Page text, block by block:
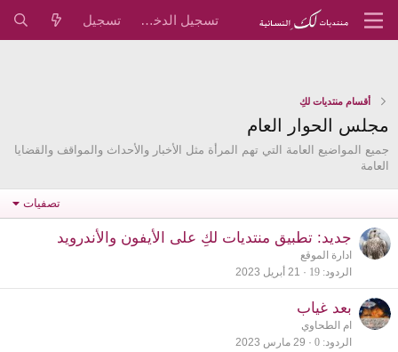
تسجيل الدخول تسجيل
أقسام منتديات لكِ
مجلس الحوار العام
جميع المواضيع العامة التي تهم المرأة مثل الأخبار والأحداث والمواقف والقضايا
العامة
تصفيات
جديد: تطبيق منتديات لكِ على الأيفون والأندرويد
ادارة الموقع
الردود 19 21 أبريل 2023
بعد غياب
ام الطحاوي
الردود 0 29 مارس 2023